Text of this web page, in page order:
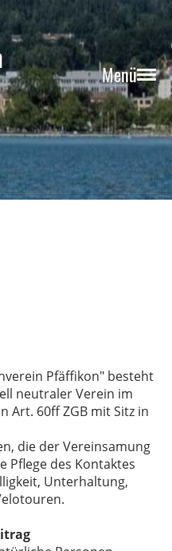
Menü
Pfäffikon" besteht
neutraler Verein im
Art. 60ff ZGB mit Sitz in
die der Vereinsamung
Pflege des Kontaktes
Unterhaltung,